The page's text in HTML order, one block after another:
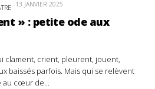
13 JANVIER 2025
» : petite ode aux
clament, crient, pleurent, jouent,
baissés parfois. Mais qui se relèvent
au cœur de...